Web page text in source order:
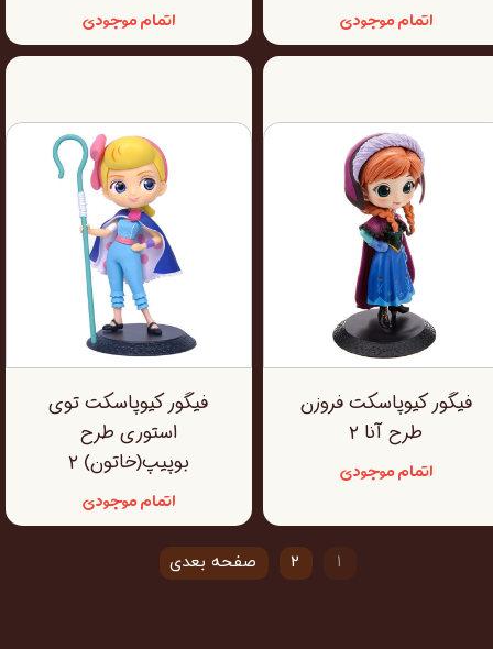
اتمام موجودی اتمام موجودی
فیگور کیوپاسکت فروزن
طرح آنا ۲
اتمام موجودی
فیگور کیوپاسکت توی
استوری طرح
بوپیپ(خاتون) ۲
اتمام موجودی
۱ ۲ صفحه بعدی